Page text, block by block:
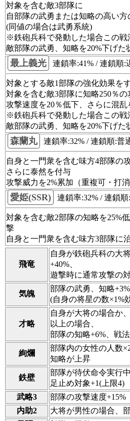
対象を含む敵3部隊に
自部隊の武勇または知略の高い方
(同値の場合は武勇系統)
※鉄砲兵科で発動した場合この戦
敵部隊の武勇、知略を20%下げた
最上義光 連鎖率:41% / 連鎖順:
対象とする敵1部隊の強化効果を
対象を含む敵3部隊に知略250％の
攻撃速度を20％低下、さらに混乱
※鉄砲兵科で発動した場合この戦
敵部隊の武勇、知略を20%下げた
森蘭丸 連鎖率:32% / 連鎖順:普
自身と一門衆を含む味方4部隊の
さらに泰然を付与
攻撃威力を2%累加（重複可・打消
愛姫(SSR) 連鎖率:32% / 連鎖
対象を含む敵2部隊の知略を25%
撃
自身と一門衆を含む味方3部隊に
飛竜
自身が鉄砲兵科の大
+40%、
遊撃時に通常攻撃の
気魄
部隊の武勇、知略+3%
(自身の将星の数×1%
才略
自身が大将の場合か
以上の場合、
部隊の知略+6%、戦
絢爛
部隊内の女性の人数
知略が上昇
鉄壁
部隊が待伏命令実行
足止め対象+1(上限4)
武略3
部隊の攻撃速度+15%
内助2
大将が男性の場合、